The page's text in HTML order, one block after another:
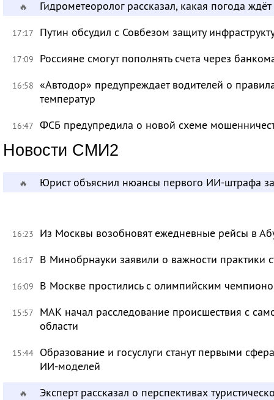
🔥 Гидрометеоролог рассказал, какая погода
17:17 Путин обсудил с Совбезом защиту
17:09 Россияне смогут пополнять счета через
16:58 «Автодор» предупреждает водителей о
температур
16:47 ФСБ предупредила о новой схеме
Новости СМИ2
🔥 Юрист объяснил нюансы первого ИИ-штрафа
16:23 Из Москвы возобновят ежедневные рейсы в
16:17 В Минобрнауки заявили о важности практики
16:09 В Москве простились с олимпийским
15:57
МАК начал расследование происшествия с
области
15:44 Образование и госуслуги станут первыми
ИИ-моделей
🔥 Эксперт рассказал о перспективах